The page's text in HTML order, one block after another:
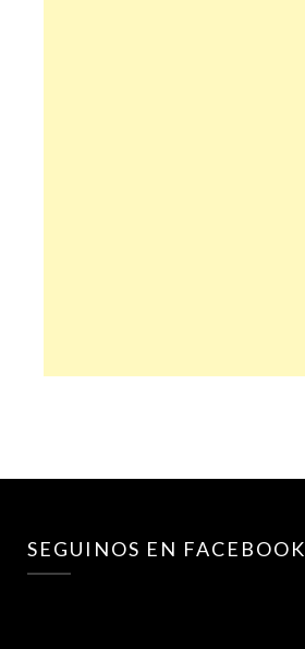
SEGUINOS EN FACEBOOK